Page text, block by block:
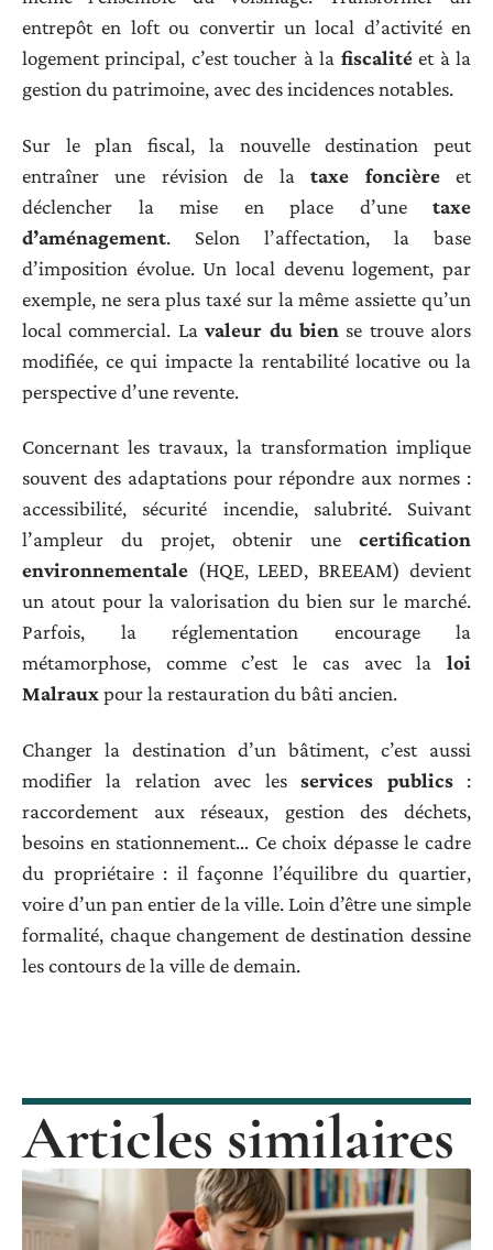
entrepôt en loft ou convertir un local d’activité en
logement principal, c’est toucher à la fiscalitéet à la
gestion du patrimoine, avec des incidences notables.
Sur le plan fiscal, la nouvelle destination peut
entraîner une révision de lataxe foncièreet
déclencher la mise en place d’une taxe
d’aménagement. Selon l’affectation, la base
d’imposition évolue. Un local devenu logement, par
exemple, ne sera plus taxé sur la même assiette qu’un
local commercial. Lavaleur du bien se trouve alors
modifiée, ce qui impacte la rentabilité locative ou la
perspective d’une revente.
Concernant les travaux, la transformation implique
souvent des adaptations pour répondre aux normes :
accessibilité, sécurité incendie, salubrité. Suivant
l’ampleur du projet, obtenir une certification
environnementale (HQE, LEED, BREEAM) devient
un atout pour la valorisation du bien sur le marché.
Parfois, la réglementation encourage la
métamorphose, comme c’est le cas avec la loi
Malrauxpour la restauration du bâti ancien.
Changer la destination d’un bâtiment, c’est aussi
modifier la relation avec lesservices publics:
raccordement aux réseaux, gestion des déchets,
besoins en stationnement… Ce choix dépasse le cadre
du propriétaire : il façonne l’équilibre du quartier,
voire d’un pan entier de la ville. Loin d’être une simple
formalité, chaque changement de destination dessine
les contours de la ville de demain.
Articles similaires